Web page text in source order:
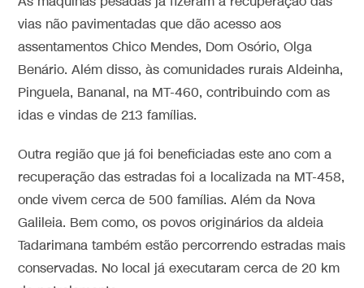
vias não pavimentadas que dão acesso aos
assentamentos Chico Mendes, Dom Osório, Olga
Benário. Além disso, às comunidades rurais Aldeinha,
Pinguela, Bananal, na MT-460, contribuindo com as
idas e vindas de 213 famílias.
Outra região que já foi beneficiadas este ano com a
recuperação das estradas foi a localizada na MT-458,
onde vivem cerca de 500 famílias. Além da Nova
Galileia. Bem como, os povos originários da aldeia
Tadarimana também estão percorrendo estradas mais
conservadas. No local já executaram cerca de 20 km